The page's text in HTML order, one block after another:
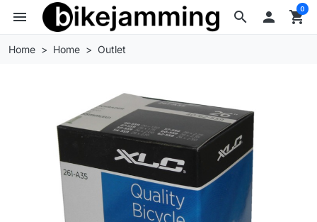
search
menu  shopping_cart
0
Home Home Outlet